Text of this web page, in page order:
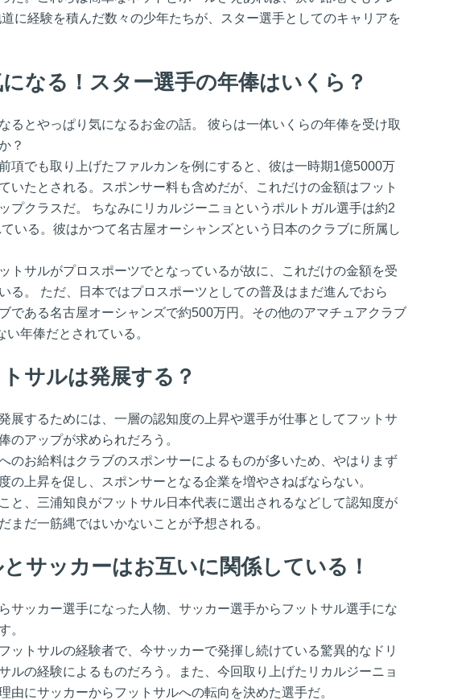
に経験を積んだ数々の少年たちが、スター選手としてのキャリアを
なる！スター選手の年俸はいくら？
るとやっぱり気になるお金の話。 彼らは一体いくらの年俸を受け取
？
項でも取り上げたファルカンを例にすると、彼は一時期1億5000万
いたとされる。スポンサー料も含めだが、これだけの金額はフット
プクラスだ。 ちなみにリカルジーニョというポルトガル選手は約2
いる。彼はかつて名古屋オーシャンズという日本のクラブに所属し
トサルがプロスポーツでとなっているが故に、これだけの金額を受
る。 ただ、日本ではプロスポーツとしての普及はまだ進んでおら
である名古屋オーシャンズで約500万円。その他のアマチュアクラブ
年俸だとされている。
サルは発展する？
展するためには、一層の認知度の上昇や選手が仕事としてフットサ
のアップが求められだろう。
のお給料はクラブのスポンサーによるものが多いため、やはりまず
の上昇を促し、スポンサーとなる企業を増やさねばならない。
と、三浦知良がフットサル日本代表に選出されるなどして認知度が
まだ一筋縄ではいかないことが予想される。
サッカーはお互いに関係している！
サッカー選手になった人物、サッカー選手からフットサル選手にな
。
ットサルの経験者で、今サッカーで発揮し続けている驚異的なドリ
ルの経験によるものだろう。また、今回取り上げたリカルジーニョ
由にサッカーからフットサルへの転向を決めた選手だ。